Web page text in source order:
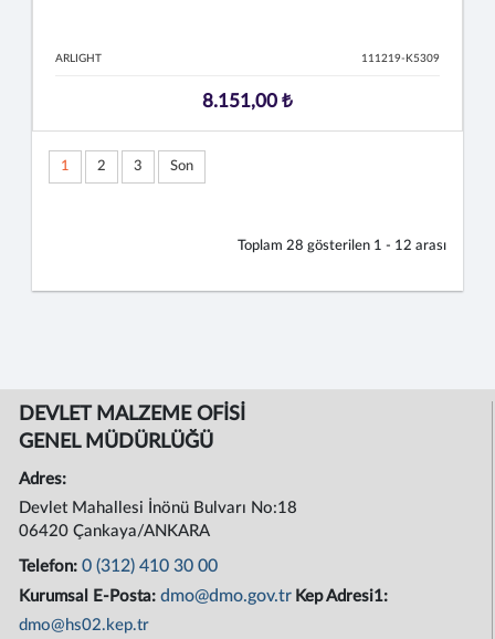
ARLIGHT 111219-K5309
8.151,00 ₺
1 2 3 Son
Toplam 28 gösterilen 1 - 12 arası
DEVLET MALZEME OFİSİ
GENEL MÜDÜRLÜĞÜ
Adres:
Devlet Mahallesi İnönü Bulvarı No:18
06420 Çankaya/ANKARA
Telefon:0 (312) 410 30 00
Kurumsal E-Posta:dmo@dmo.gov.tr Kep Adresi1:
dmo@hs02.kep.tr